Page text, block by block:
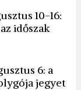
10-16:
időszak
6: a
jegyet